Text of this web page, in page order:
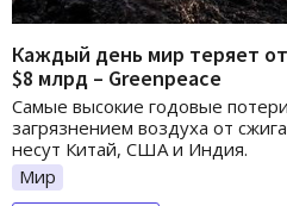
Каждый день мир теряет
$8 млрд – Greenpeace
Самые высокие годовые
загрязнением воздуха от
несут Китай, США и Индия.
Мир